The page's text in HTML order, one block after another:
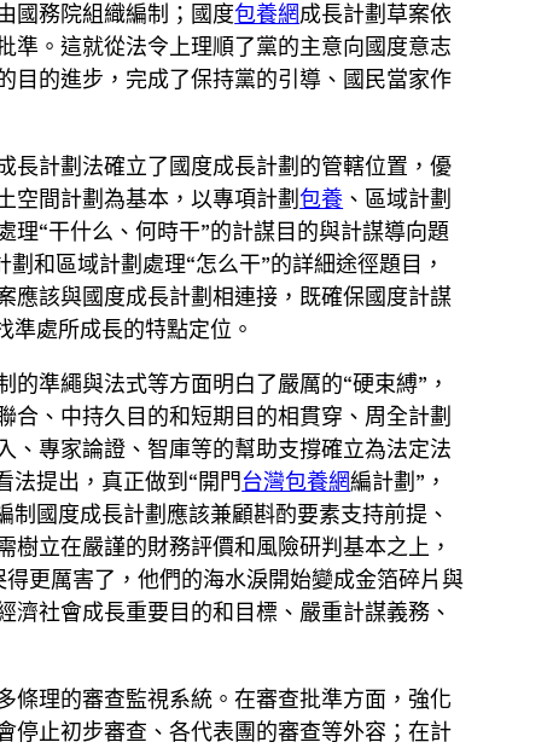
國務院組織編制；國度包養網成長計劃草案依
準。這就從法令上理順了黨的主意向國度意志
目的進步，完成了保持黨的引導、國民當家作
長計劃法確立了國度成長計劃的管轄位置，優
空間計劃為基本，以專項計劃包養 、區域計劃
“干什么、何時干”的計謀目的與計謀導向題
和區域計劃處理“怎么干”的詳細途徑題目，
應該與國度成長計劃相連接，既確保國度計謀
準處所成長的特點定位。
準繩與法式等方面明白了嚴厲的“硬束縛”，
、中持久目的和短期目的相貫穿、周全計劃
、專家論證、智庫等的幫助支撐確立為法定法
提出，真正做到“開門 台灣包養網編計劃”，
國度成長計劃應該兼顧斟酌要素支持前提、
立在嚴謹的財務評價和風險研判基本之上，
更厲害了，他們的海水淚開始變成金箔碎片與
社會成長重要目的和目標、嚴重計謀義務、
條理的審查監視系統。在審查批準方面，強化
停止初步審查、各代表團的審查等外容；在計